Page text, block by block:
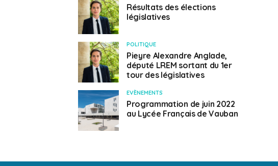
Résultats des élections
législatives
POLITIQUE
Pieyre Alexandre Anglade,
député LREM sortant du 1er
tour des législatives
EVÈNEMENTS
Programmation de juin 2022
au Lycée Français de Vauban